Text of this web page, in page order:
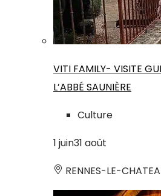
VITI FAMILY- VISITE
L’ABBÉ SAUNIÈRE
Culture
1 juin31 août
RENNES-LE-